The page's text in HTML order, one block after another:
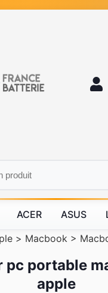
ACER ASUS
> Macbook >
pc portable
apple